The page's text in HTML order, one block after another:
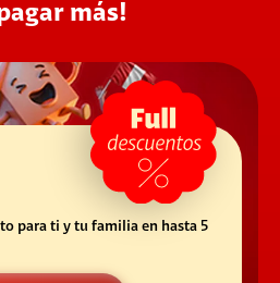
más!
para ti y tu familia en hasta 5